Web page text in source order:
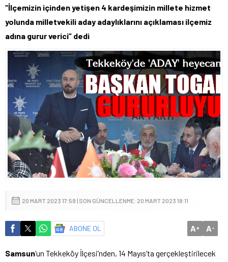
“İlçemizin içinden yetişen 4 kardeşimizin millete hizmet
yolunda milletvekili aday adaylıklarını açıklaması ilçemiz
adına gurur verici” dedi
20 MART 2023 17:59 | SON GÜNCELLENME: 20 MART 2023 18:11
ABONE OL A+ A-
Samsun‘un Tekkeköy İlçesi’nden, 14 Mayıs’ta gerçekleştirilecek